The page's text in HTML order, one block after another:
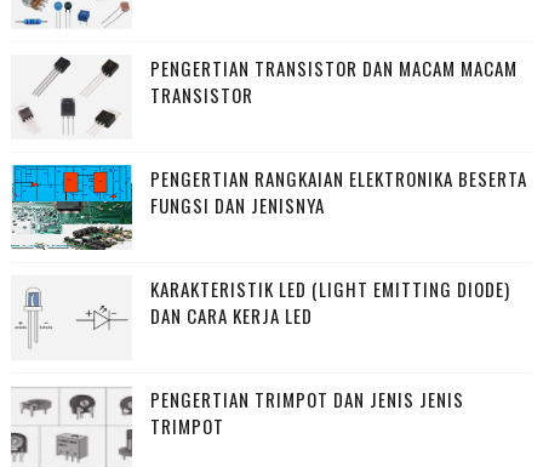
PENGERTIAN TRANSISTOR DAN MACAM MACAM
TRANSISTOR
PENGERTIAN RANGKAIAN ELEKTRONIKA BESERTA
FUNGSI DAN JENISNYA
KARAKTERISTIK LED (LIGHT EMITTING DIODE)
DAN CARA KERJA LED
PENGERTIAN TRIMPOT DAN JENIS JENIS
TRIMPOT